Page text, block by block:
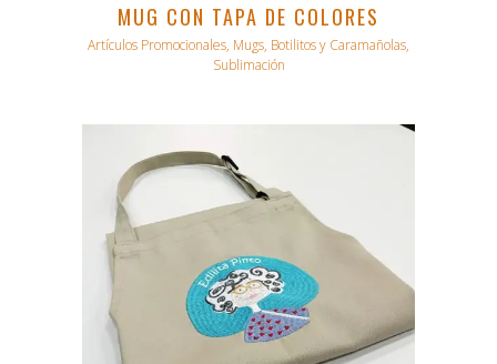
MUG CON TAPA DE COLORES
Artículos Promocionales, Mugs, Botilitos y Caramañolas,
Sublimación